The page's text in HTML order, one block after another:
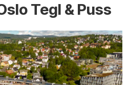
Tegl & Puss